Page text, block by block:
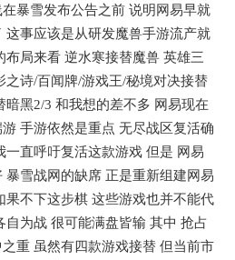
暴雪发布公告之前 说明网易早就
这事应该是从研发魔兽手游流产就
布局来看 逆水寒接替魔兽 英雄三
之诗/百闻牌/游戏王/秘境对决接替
暗黑2/3 和我想的差不多 网易现在
手游依然是重点 无尽战区复活确
一直呼吁复活这款游戏 但是 网易
暴雪战网的缺席 正是重新组建网易
果不下这步棋 这些游戏也并不能代
自为战 很可能满盘皆输 其中 抢占
重 虽然有四款游戏接替 但当前市